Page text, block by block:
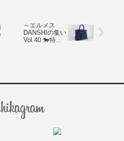
～エルメス
DANSHIの集い
Vol.40 🐎特別